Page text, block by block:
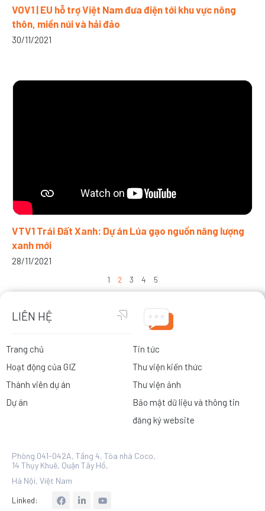
VOV1 | EU hỗ trợ Việt Nam đưa điện tới khu vực nông
thôn, miền núi và hải đảo
30/11/2021
VTV1 Trái Đất Xanh: Dự án Lúa gạo nguồn năng lượng
xanh mới
28/11/2021
1 2 3 4 5
LIÊN HỆ
Trang chủ
Hoạt động của GIZ
Thành viên dự án
Dự án
Tin tức
Thư viện kiến thức
Thư viện ảnh
Bảo mật dữ liệu và thông tin
đăng ký website
Phòng 041-042A, Tầng 4, Tòa nhà Coco,
14 Thụy Khuê, Quận Tây Hồ,
Hà Nội, Việt Nam
Linked:
i